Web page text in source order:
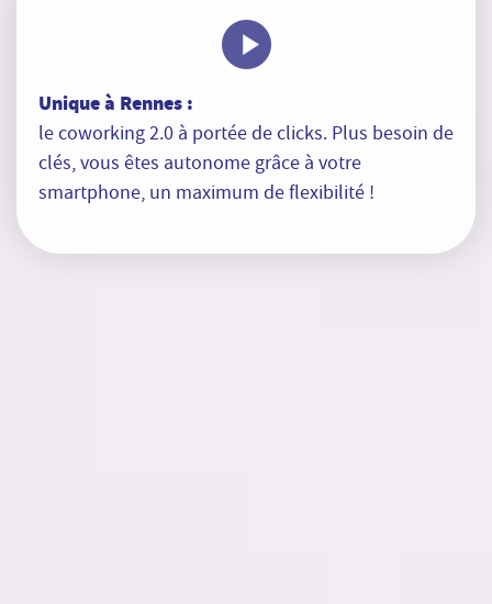
Unique à Rennes :
le coworking 2.0 à portée de clicks. Plus besoin de
clés, vous êtes autonome grâce à votre
smartphone, un maximum de flexibilité !